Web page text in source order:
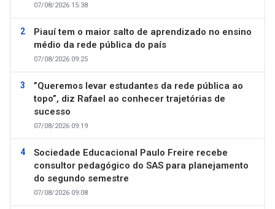
07/08/2026 15:38
Piauí tem o maior salto de aprendizado no ensino
médio da rede pública do país
07/08/2026 09:25
”Queremos levar estudantes da rede pública ao
topo”, diz Rafael ao conhecer trajetórias de
sucesso
07/08/2026 09:19
Sociedade Educacional Paulo Freire recebe
consultor pedagógico do SAS para planejamento
do segundo semestre
07/08/2026 09:08